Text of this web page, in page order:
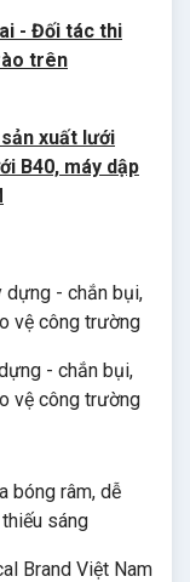
- Đối tác thi
trên
xuất lưới
B40, máy dập
- chắn bụi,
vệ công trường
bóng râm, dễ
sáng
Brand Việt Nam